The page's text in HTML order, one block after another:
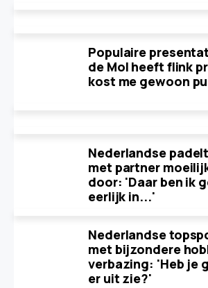
Populaire
de Mol heeft flink
kost me gewoon
Nederlandse
met partner
door: 'Daar ben ik
eerlijk in...'
Nederlandse
met bijzondere
verbazing: 'Heb je
er uit zie?'